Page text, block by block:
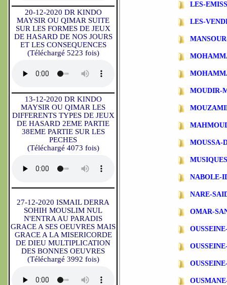
20-12-2020 DR KINDO
MAYSIR OU QIMAR SUITE
SUR LES FORMES DE JEUX
DE HASARD DE NOS JOURS
ET LES CONSEQUENCES
(Téléchargé 5223 fois)
13-12-2020 DR KINDO
MAYSIR OU QIMAR LES
DIFFERENTS TYPES DE JEUX
DE HASARD 2EME PARTIE
38EME PARTIE SUR LES
PECHES
(Téléchargé 4073 fois)
27-12-2020 ISMAIL DERRA
SOHIH MOUSLIM NUL
N'ENTRA AU PARADIS
GRACE A SES OEUVRES MAIS
GRACE A LA MISERICORDE
DE DIEU MULTIPLICATION
DES BONNES OEUVRES
(Téléchargé 3992 fois)
LES-
LES-
MOUDIR-
MOUSSA-
NABOLE-
NARE-
OMAR-